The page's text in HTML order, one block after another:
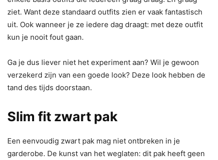
ziet. Want deze standaard outfits zien er vaak fantastisch
uit. Ook wanneer je ze iedere dag draagt: met deze outfit
kun je nooit fout gaan.
Ga je dus liever niet het experiment aan? Wil je gewoon
verzekerd zijn van een goede look? Deze look hebben de
tand des tijds doorstaan.
Slim fit zwart pak
Een eenvoudig zwart pak mag niet ontbreken in je
garderobe. De kunst van het weglaten: dit pak heeft geen